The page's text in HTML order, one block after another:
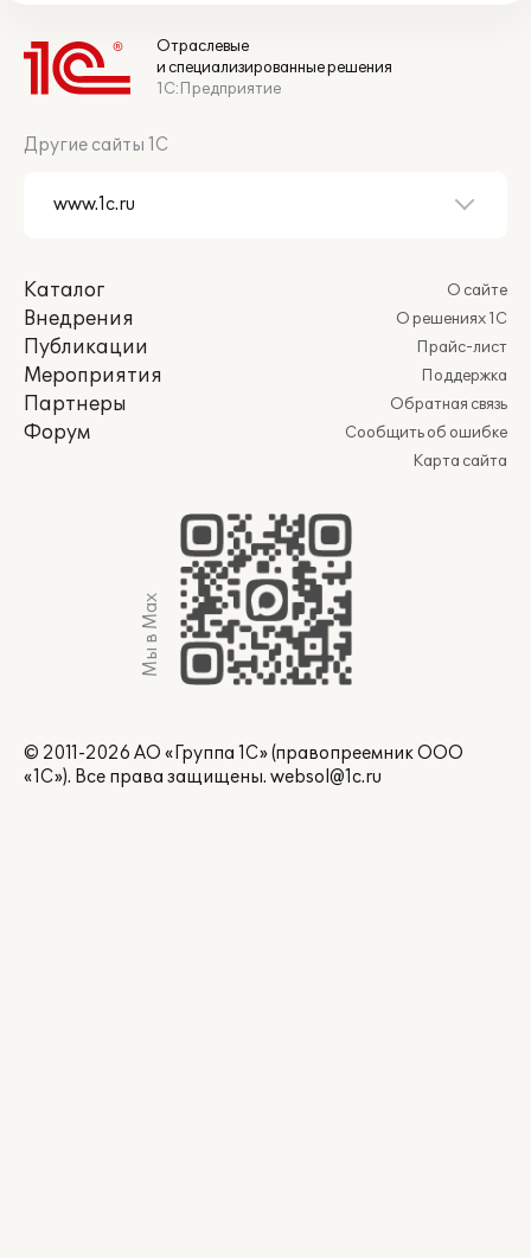
Отраслевые
и специализированные решения
1С:Предприятие
Другие сайты 1С
Каталог
Внедрения
Публикации
Мероприятия
Партнеры
Форум
О сайте
О решениях 1С
Прайс-лист
Поддержка
Обратная связь
Сообщить об ошибке
Карта сайта
Мы в Max
© 2011-2026 АО «Группа 1С» (правопреемник ООО
«1С»). Все права защищены. websol@1c.ru